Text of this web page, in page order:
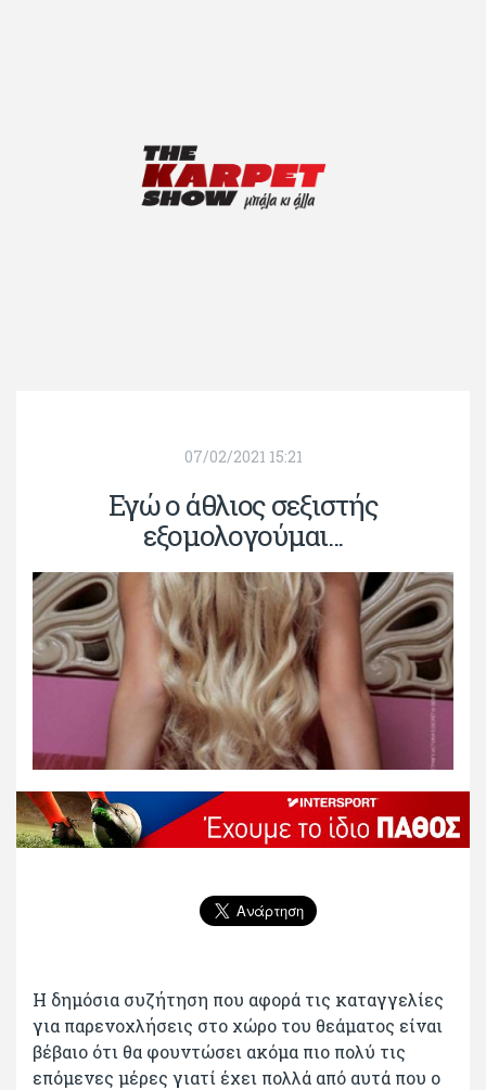
07/02/2021 15:21
Εγώ ο άθλιος σεξιστής
εξομολογούμαι...
Η δημόσια συζήτηση που αφορά τις καταγγελίες
για παρενοχλήσεις στο χώρο του θεάματος είναι
βέβαιο ότι θα φουντώσει ακόμα πιο πολύ τις
επόμενες μέρες γιατί έχει πολλά από αυτά που ο